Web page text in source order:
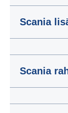
Scania
Scania